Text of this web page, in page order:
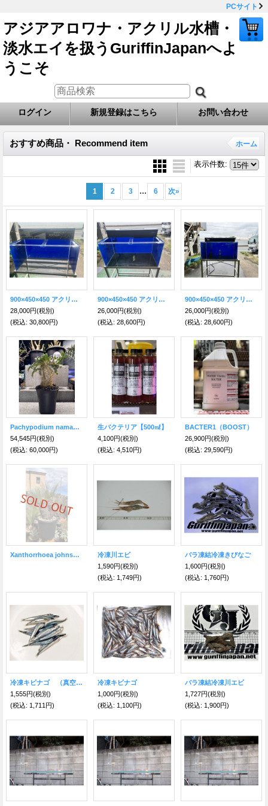
PCサイト
アジアアロワナ・アクリル水槽・
淡水エイを扱うGuriffinJapanへよ
うこそ
ログイン 新規登録はこちら お問い合わせ
おすすめ商品・ Recommend item ホーム
表示件数:
1 2 3 ... 6 次»
900×450×450 アクリル水槽
28,000円(税別)
(税込: 30,800円)
900×450×450 アクリル水槽
26,000円(税別)
(税込: 28,600円)
900×450×450 アクリル水槽
26,000円(税別)
(税込: 28,600円)
Pachypodium namaquanum
54,545円(税別)
(税込: 60,000円)
生バクテリア【500㎖】
4,100円(税別)
(税込: 4,510円)
BACTER1（BOOST）
26,900円(税別)
(税込: 29,590円)
Xanthorrhoea johnsonii 6heads
冷凍川エビ
1,590円(税別)
(税込: 1,749円)
バラ凍結冷凍きびなご
1,600円(税別)
(税込: 1,760円)
冷凍キビナゴ （真空ビニールパック）
1,555円(税別)
(税込: 1,711円)
冷凍キビナゴ
1,000円(税別)
(税込: 1,100円)
バラ凍結冷凍川エビ
1,727円(税別)
(税込: 1,900円)